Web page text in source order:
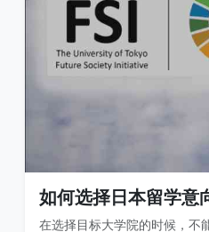
如何选择日本留学意
在选择目标大学院的时候，不